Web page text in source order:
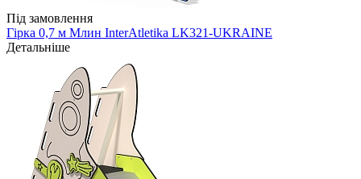
Під замовлення
Гірка 0,7 м Млин InterAtletika LK321-UKRAINE
Детальніше